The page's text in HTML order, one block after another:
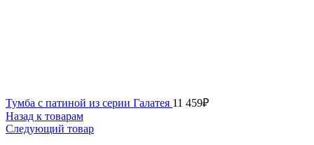
Тумба с патиной из серии Галатея 11 459₽
Назад к товарам
Следующий товар